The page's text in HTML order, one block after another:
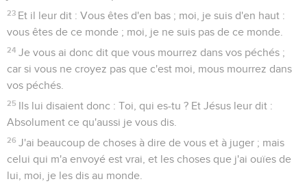
23 Et il leur dit : Vous êtes d'en bas ; moi, je suis d'en haut :
vous êtes de ce monde ; moi, je ne suis pas de ce monde.
24 Je vous ai donc dit que vous mourrez dans vos péchés ;
car si vous ne croyez pas que c'est moi, mous mourrez dans
vos péchés.
25 Ils lui disaient donc : Toi, qui es-tu ? Et Jésus leur dit :
Absolument ce qu'aussi je vous dis.
26 J'ai beaucoup de choses à dire de vous et à juger ; mais
celui qui m'a envoyé est vrai, et les choses que j'ai ouïes de
lui, moi, je les dis au monde.